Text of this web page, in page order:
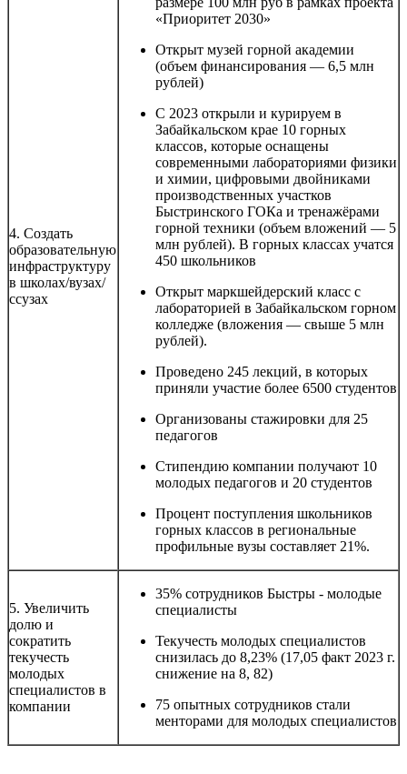
4. Создать
образовательную
инфраструктуру
в школах/вузах/
ссузах
«Приоритет 2030»
Открыт музей горной академии
(объем финансирования — 6,5 млн
рублей)
С 2023 открыли и курируем в
Забайкальском крае 10 горных
классов, которые оснащены
современными лабораториями физики
и химии, цифровыми двойниками
производственных участков
Быстринского ГОКа и тренажёрами
горной техники (объем вложений — 5
млн рублей). В горных классах учатся
450 школьников
Открыт маркшейдерский класс с
лабораторией в Забайкальском горном
колледже (вложения — свыше 5 млн
рублей).
Проведено 245 лекций, в которых
приняли участие более 6500 студентов
Организованы стажировки для 25
педагогов
Стипендию компании получают 10
молодых педагогов и 20 студентов
Процент поступления школьников
горных классов в региональные
профильные вузы составляет 21%.
5. Увеличить
долю и
сократить
текучесть
молодых
специалистов в
компании
35% сотрудников Быстры - молодые
специалисты
Текучесть молодых специалистов
снизилась до 8,23% (17,05 факт 2023 г.
снижение на 8, 82)
75 опытных сотрудников стали
менторами для молодых специалистов